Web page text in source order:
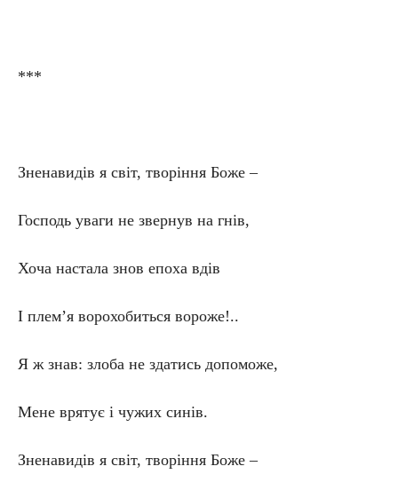
***
Зненавидів я світ, творіння Боже –
Господь уваги не звернув на гнів,
Хоча настала знов епоха вдів
І плем’я ворохобиться вороже!..
Я ж знав: злоба не здатись допоможе,
Мене врятує і чужих синів.
Зненавидів я світ, творіння Боже –